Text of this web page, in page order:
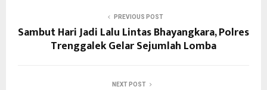
PREVIOUS POST
Sambut Hari Jadi Lalu Lintas Bhayangkara, Polres
Trenggalek Gelar Sejumlah Lomba
NEXT POST